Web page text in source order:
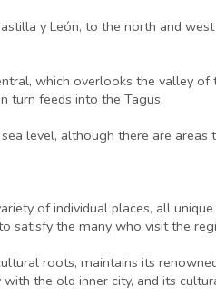
y León, to the north and
which overlooks the valley
turn feeds into the Tagus.
level, although there are
of individual places, all
satisfy the many who visit the
roots, maintains its
the old inner city, and its